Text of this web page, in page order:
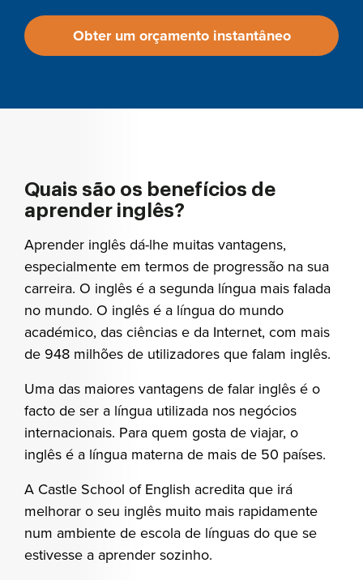
Obter um orçamento instantâneo
Quais são os benefícios de
aprender inglês?
Aprender inglês dá-lhe muitas vantagens,
especialmente em termos de progressão na sua
carreira. O inglês é a segunda língua mais falada
no mundo. O inglês é a língua do mundo
académico, das ciências e da Internet, com mais
de 948 milhões de utilizadores que falam inglês.
Uma das maiores vantagens de falar inglês é o
facto de ser a língua utilizada nos negócios
internacionais. Para quem gosta de viajar, o
inglês é a língua materna de mais de 50 países.
A Castle School of English acredita que irá
melhorar o seu inglês muito mais rapidamente
num ambiente de escola de línguas do que se
estivesse a aprender sozinho.